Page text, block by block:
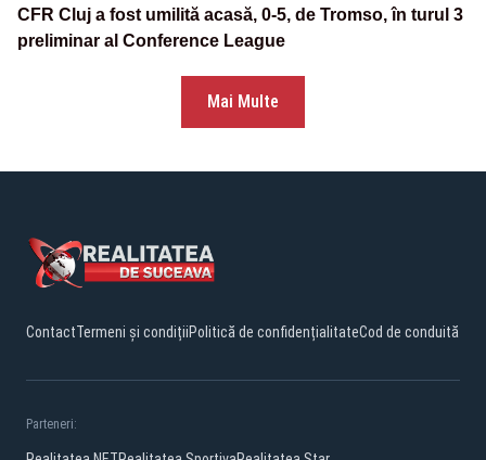
CFR Cluj a fost umilită acasă, 0-5, de Tromso, în turul 3
preliminar al Conference League
Mai Multe
ContactTermeni și condițiiPolitică de confidențialitateCod de conduită
Parteneri: